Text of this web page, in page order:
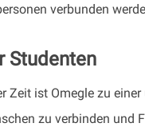
verbunden
Studenten
Zeit ist Omegle zu
zu verbinden und